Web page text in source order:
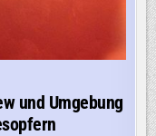
und Umgebung